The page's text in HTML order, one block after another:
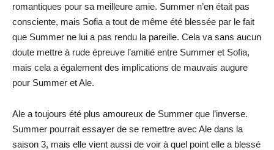
romantiques pour sa meilleure amie. Summer n’en était pas
consciente, mais Sofia a tout de même été blessée par le fait
que Summer ne lui a pas rendu la pareille. Cela va sans aucun
doute mettre à rude épreuve l’amitié entre Summer et Sofia,
mais cela a également des implications de mauvais augure
pour Summer et Ale.
Ale a toujours été plus amoureux de Summer que l’inverse.
Summer pourrait essayer de se remettre avec Ale dans la
saison 3, mais elle vient aussi de voir à quel point elle a blessé